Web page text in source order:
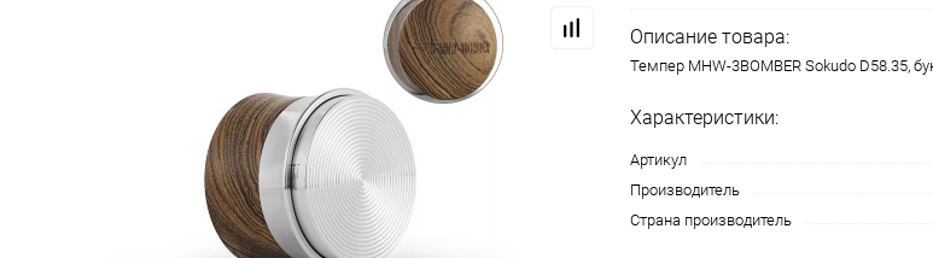
Описание товара:
Темпер MHW-3BOMBER Sokudo D58.35,
Характеристики:
Артикул
Производитель
Страна производитель